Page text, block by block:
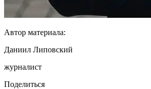
Автор материала:
Даниил Липовский
журналист
Поделиться